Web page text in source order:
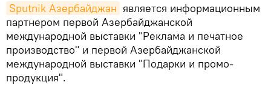
Sputnik Азербайджан является информационным
партнером первой Азербайджанской
международной выставки "Реклама и печатное
производство" и первой Азербайджанской
международной выставки "Подарки и промо-
продукция".